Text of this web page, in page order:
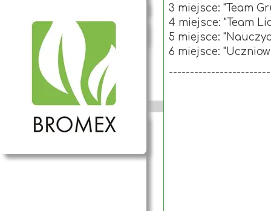
3 miejsce: "Team
4 miejsce: "Team
5 miejsce:
6 miejsce: